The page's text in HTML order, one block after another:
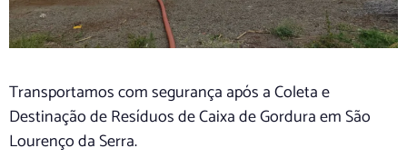
Transportamos com segurança após a Coleta e
Destinação de Resíduos de Caixa de Gordura em São
Lourenço da Serra.